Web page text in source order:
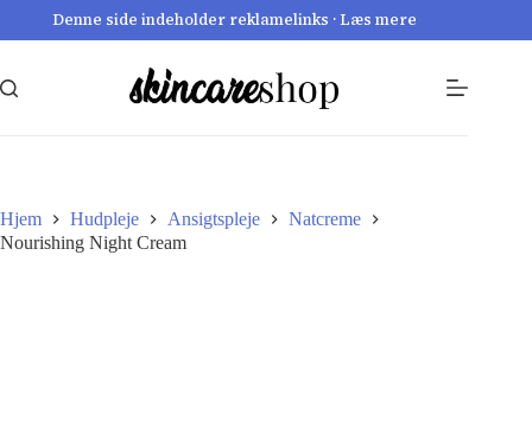
Denne side indeholder reklamelinks · Læs mere
Hjem Hudpleje Ansigtspleje
Natcreme
Nourishing Night Cream